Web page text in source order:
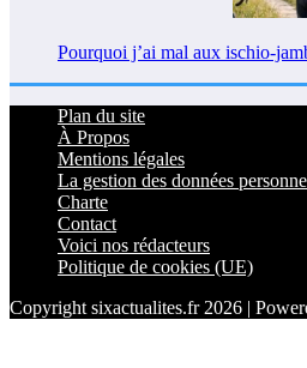
Pourquoi j’ai mal aux ischio-
Plan du site
À Propos
Mentions légales
La gestion des données
Charte
Contact
Voici nos rédacteurs
Politique de cookies (UE)
Copyright sixactualites.fr 2026 |